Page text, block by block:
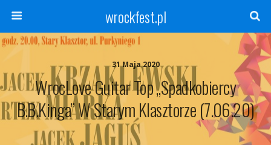
wrockfest.pl
31 Maja 2020
WrocLove Guitar Top „Spadkobiercy
B.B.Kinga” W Starym Klasztorze (7.06.20)